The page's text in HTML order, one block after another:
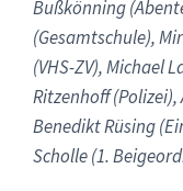
Bußkönning
(Gesamtschule),
(VHS-ZV), Michael
Ritzenhoff
Benedikt Rüsing
Scholle (1.